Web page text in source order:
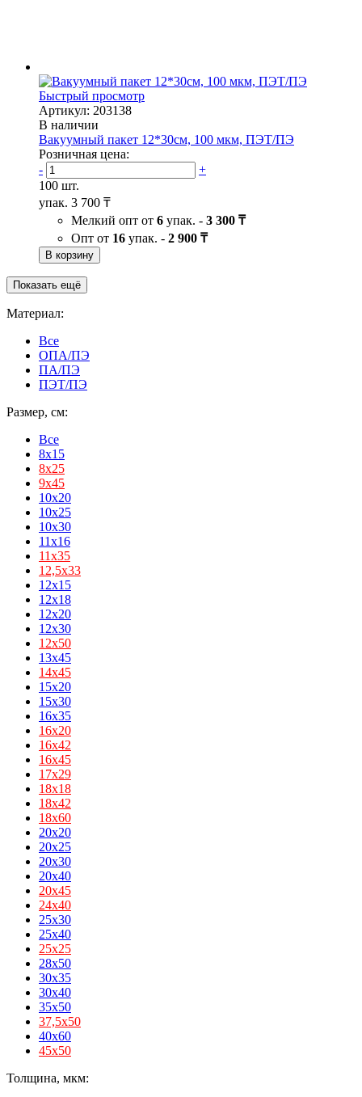
Быстрый просмотр
Артикул: 203138
В наличии
Вакуумный пакет 12*30см, 100 мкм, ПЭТ/ПЭ
Розничная цена:
-
+
100 шт.
упак. 3 700 ₸
Мелкий опт от 6 упак. - 3 300 ₸
Опт от 16 упак. - 2 900 ₸
В корзину
Показать ещё
Материал:
Все
ОПА/ПЭ
ПА/ПЭ
ПЭТ/ПЭ
Размер, см:
Все
8x15
8х25
9х45
10x20
10x25
10x30
11x16
11х35
12,5х33
12x15
12x18
12x20
12x30
12х50
13x45
14х45
15x20
15x30
16x35
16х20
16х42
16х45
17х29
18х18
18х42
18х60
20x20
20x25
20x30
20x40
20х45
24х40
25x30
25x40
25х25
28x50
30x35
30x40
35x50
37,5х50
40x60
45х50
Толщина, мкм: